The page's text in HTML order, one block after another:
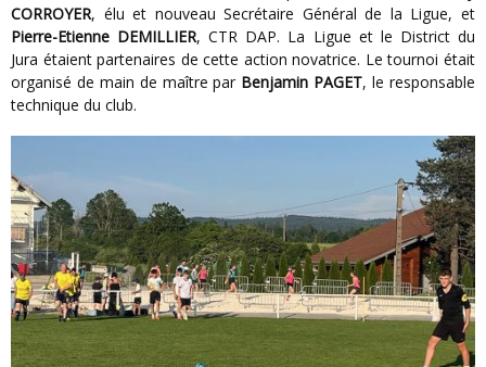
CORROYER, élu et nouveau Secrétaire Général de la Ligue, et
Pierre-Etienne DEMILLIER, CTR DAP. La Ligue et le District du
Jura étaient partenaires de cette action novatrice. Le tournoi était
organisé de main de maître par Benjamin PAGET, le responsable
technique du club.